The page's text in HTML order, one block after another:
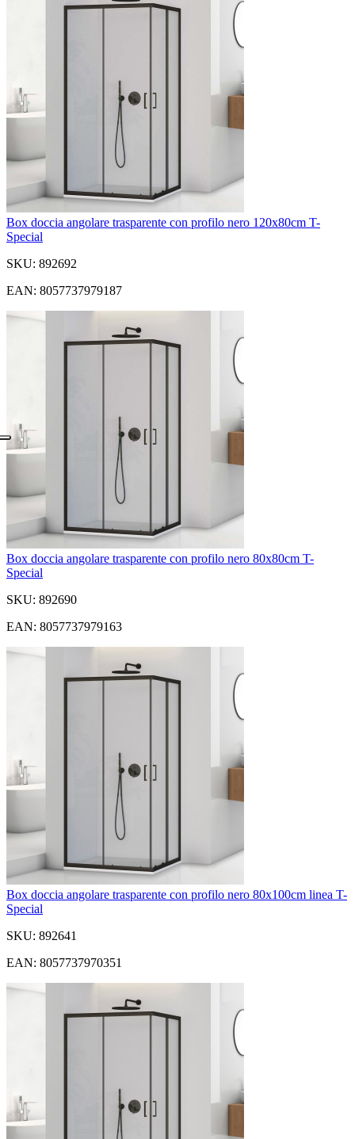
Box doccia angolare trasparente con profilo nero 120x80cm T-
Special
SKU: 892692
EAN: 8057737979187
Box doccia angolare trasparente con profilo nero 80x80cm T-
Special
SKU: 892690
EAN: 8057737979163
Box doccia angolare trasparente con profilo nero 80x100cm linea T-
Special
SKU: 892641
EAN: 8057737970351